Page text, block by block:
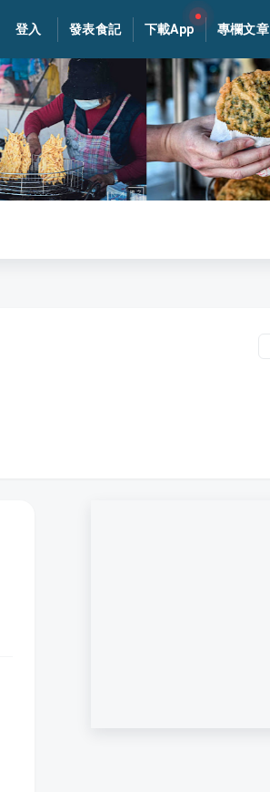
登入 發表食記 下載App 專欄文章